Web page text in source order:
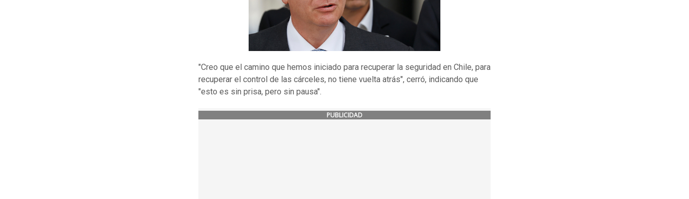
"Creo que el camino que hemos iniciado para recuperar la seguridad en Chile, para
recuperar el control de las cárceles, no tiene vuelta atrás", cerró, indicando que
"esto es sin prisa, pero sin pausa".
PUBLICIDAD